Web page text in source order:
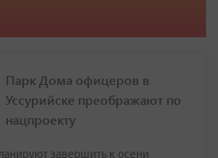
Парк Дома офицеров в
Уссурийске преображают по
нацпроекту
завершить к осени